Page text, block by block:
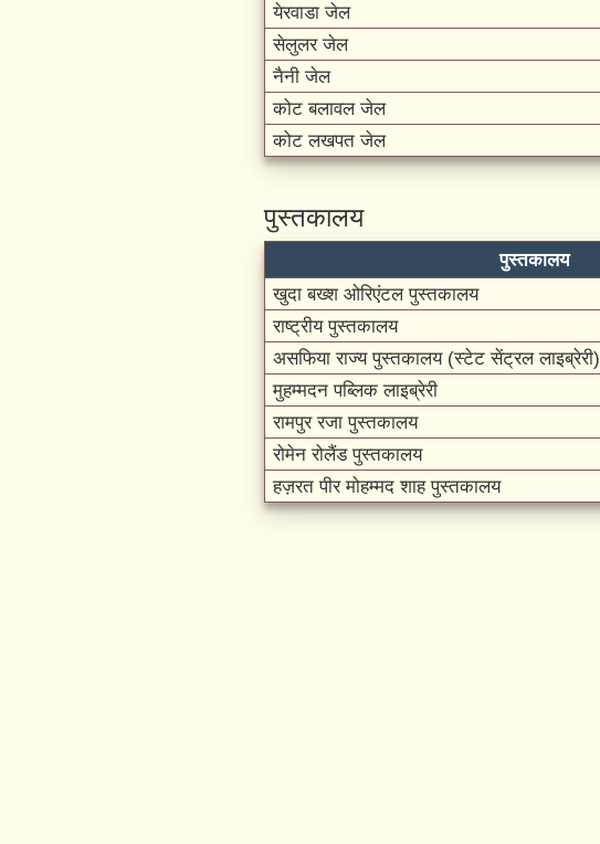
येरवाडा जेल
सेलुलर जेल
नैनी जेल
कोट बलावल जेल
कोट लखपत जेल
पुस्तकालय
पुस्तकालय
खुदा बख्श ओरिएंटल पुस्तकालय
राष्ट्रीय पुस्तकालय
असफिया राज्य पुस्तकालय (स्टेट सेंट्रल लाइब्रेरी)
मुहम्मदन पब्लिक लाइब्रेरी
रामपुर रजा पुस्तकालय
रोमेन रोलैंड पुस्तकालय
हज़रत पीर मोहम्मद शाह पुस्तकालय